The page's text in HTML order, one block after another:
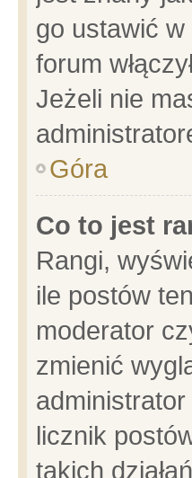
go ustawić
forum
Jeżeli nie
Góra
Co to jest
Rangi,
ile postów
moderator
zmienić
licznik
takich